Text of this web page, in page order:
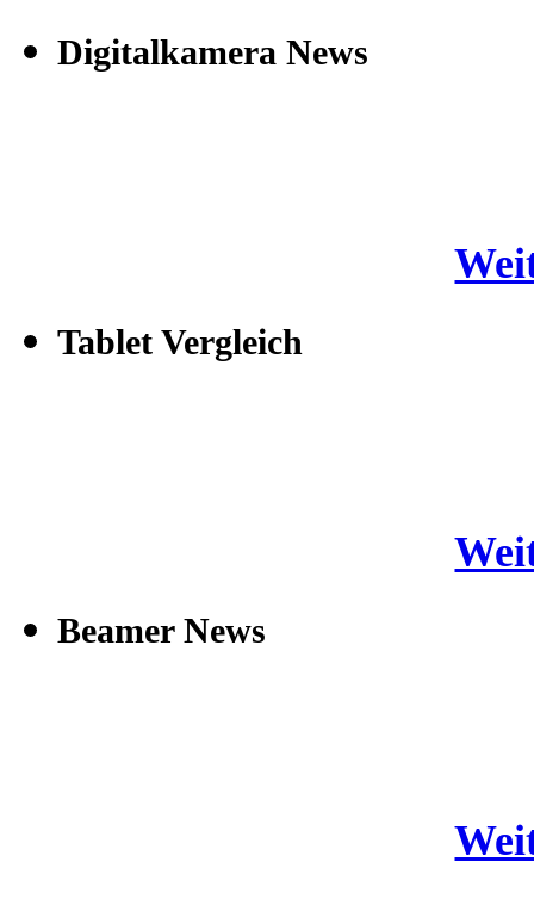
Digitalkamera News
Tablet Vergleich
Beamer News